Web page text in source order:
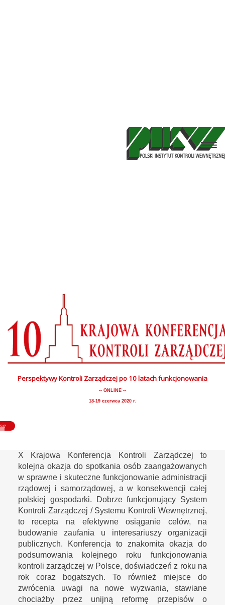
Perspektywy Kontroli Zarządczej po 10 latach funkcjonowania
-- ONLINE --
18-19 czerwca 2020 r.
się
X Krajowa Konferencja Kontroli Zarządczej to
kolejna okazja do spotkania osób zaangażowanych
w sprawne i skuteczne funkcjonowanie administracji
rządowej i samorządowej, a w konsekwencji całej
polskiej gospodarki. Dobrze funkcjonujący System
Kontroli Zarządczej / Systemu Kontroli Wewnętrznej,
to recepta na efektywne osiąganie celów, na
budowanie zaufania u interesariuszy organizacji
publicznych. Konferencja to znakomita okazja do
podsumowania kolejnego roku funkcjonowania
kontroli zarządczej w Polsce, doświadczeń z roku na
rok coraz bogatszych. To również miejsce do
zwrócenia uwagi na nowe wyzwania, stawiane
chociażby przez unijną reformę przepisów o